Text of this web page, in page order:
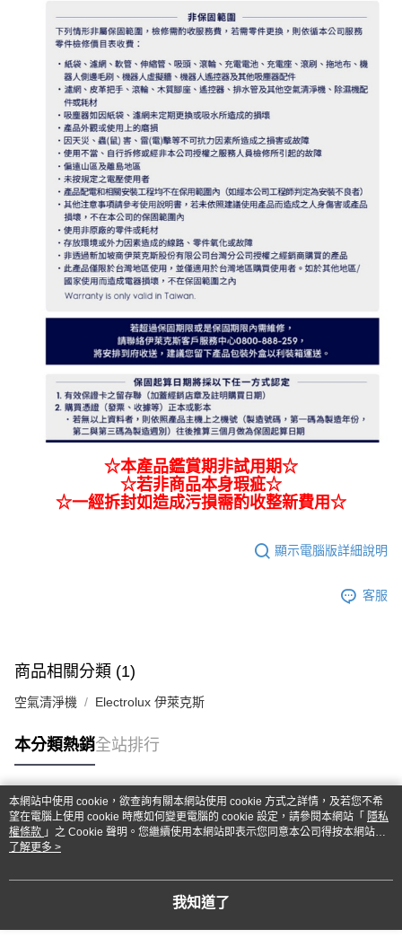
☆本產品鑑賞期非試用期☆
☆若非商品本身瑕疵☆
☆一經拆封如造成污損需酌收整新費用☆
顯示電腦版詳細說明
客服
商品相關分類 (1)
空氣清淨機 Electrolux 伊萊克斯
本分類熱銷全站排行
熱門標籤
本網站中使用 cookie，欲查詢有關本網站使用 cookie 方式之詳情，及若您不希
望在電腦上使用 cookie 時應如何變更電腦的 cookie 設定，請參閱本網站「 隱私
權條款 」之 Cookie 聲明。您繼續使用本網站即表示您同意本公司得按本網站使
用條款之 Cookie 聲明使用 cookie。
了解更多 >
我知道了